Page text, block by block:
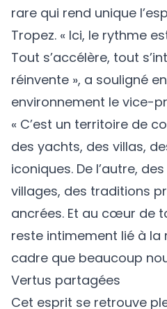
rare qui rend unique
Tropez. « Ici, le rythme
Tout s’accélère, tout
réinvente », a souligné
environnement le vice-
« C’est un territoire de
des yachts, des villas,
iconiques. De l’autre,
villages, des traditions
ancrées. Et au cœur de
reste intimement lié à la
cadre que beaucoup
Vertus partagées
Cet esprit se retrouve